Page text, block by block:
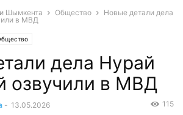
Шымкента Общество
Новые детали дела
в МВД
дела Нурай
озвучили в МВД
- 13.05.2026 115